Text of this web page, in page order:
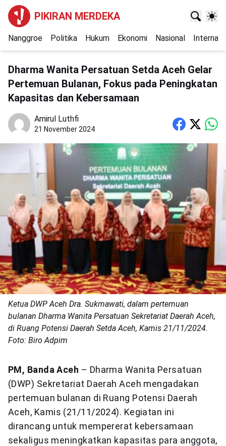
PIKIRAN MERDEKA
Nanggroe Politika Hukum Ekonomi Nasional
Dharma Wanita Persatuan Setda Aceh Gelar
Pertemuan Bulanan, Fokus pada Peningkatan
Kapasitas dan Kebersamaan
Amirul Luthfi
21 November 2024
Ketua DWP Aceh Dra. Sukmawati, dalam pertemuan
bulanan Dharma Wanita Persatuan Sekretariat Daerah Aceh,
di Ruang Potensi Daerah Setda Aceh, Kamis 21/11/2024.
Foto: Biro Adpim
PM, Banda Aceh – Dharma Wanita Persatuan
(DWP) Sekretariat Daerah Aceh mengadakan
pertemuan bulanan di Ruang Potensi Daerah
Aceh, Kamis (21/11/2024). Kegiatan ini
dirancang untuk mempererat kebersamaan
sekaligus meningkatkan kapasitas para anggota,